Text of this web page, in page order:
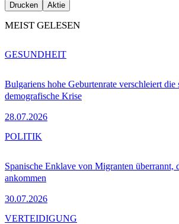
Drucken Aktie
MEIST GELESEN
Bulgariens hohe Geburtenrate verschleiert die
demografische Krise
28.07.2026
GESUNDHEIT
Spanische Enklave von Migranten überrannt,
ankommen
30.07.2026
POLITIK
VERTEIDIGUNG